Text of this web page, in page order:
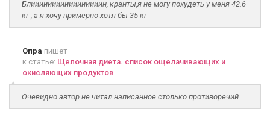
Блииииииииииииииииин, кранты,я не могу похудеть у меня 42.6
кг , а я хочу примерно хотя бы 35 кг
Опра пишет
к статье: Щелочная диета. список ощелачивающих и
окисляющих продуктов
Очевидно автор не читал написанное столько противоречий....